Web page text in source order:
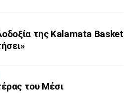
της Kalamata Basket
του Μέσι